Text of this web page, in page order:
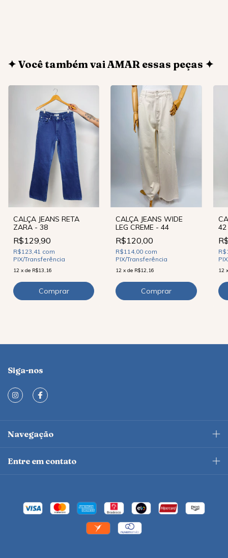
✦ Você também vai AMAR essas peças ✦
CALÇA JEANS RETA
ZARA - 38
R$129,90
R$123,41 com
PIX/Transferência
12 x de R$13,16
CALÇA JEANS WIDE
LEG CREME - 44
R$120,00
R$114,00 com
PIX/Transferência
12 xde R$12,16
42
12
Siga-nos
Navegação
Entre em contato